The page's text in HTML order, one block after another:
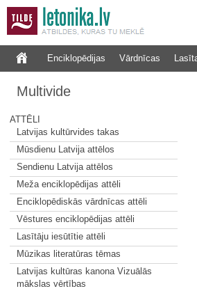
Enciklopēdijas Vārdnīcas
Multivide
ATTĒLI
Latvijas kultūrvides takas
Mūsdienu Latvija attēlos
Sendienu Latvija attēlos
Meža enciklopēdijas attēli
Enciklopēdiskās vārdnīcas attēli
Vēstures enciklopēdijas attēli
Lasītāju iesūtītie attēli
Mūzikas literatūras tēmas
Latvijas kultūras kanona Vizuālās
mākslas vērtības